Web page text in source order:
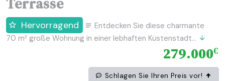
Terrasse
Hervorragend
Entdecken Sie diese charmante
70 m² große Wohnung in einer lebhaften Küstenstadt...
279.000€
Schlagen Sie Ihren Preis vor!